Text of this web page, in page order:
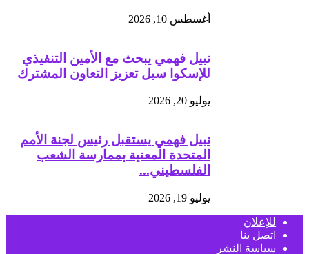
أغسطس 10, 2026
نبيل فهمي يبحث مع الأمين التنفيذي
للإسكوا سبل تعزيز التعاون المشترك
يوليو 20, 2026
نبيل فهمي يستقبل رئيس لجنة الأمم
المتحدة المعنية بممارسة الشعب
الفلسطيني...
يوليو 19, 2026
للإعلان
اتصل بنا
سياسة النشر